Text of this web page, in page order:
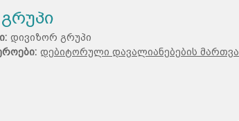
დივიზორ გრუპი
დებიტორული დავალიანებების მართვა